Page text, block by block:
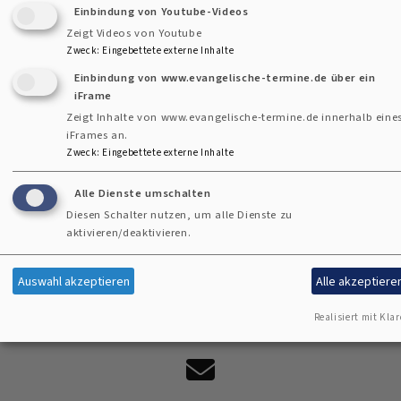
Kontaktformular
Einbindung von Youtube-Videos
Zeigt Videos von Youtube
Zweck: Eingebettete externe Inhalte
Einbindung von www.evangelische-termine.de über ein
iFrame
Zeigt Inhalte von www.evangelische-termine.de innerhalb
iFrames an.
Zweck: Eingebettete externe Inhalte
Alle Dienste umschalten
Diesen Schalter nutzen, um alle Dienste zu
aktivieren/deaktivieren.
Auswahl akzeptieren Alle
Realisiert mit